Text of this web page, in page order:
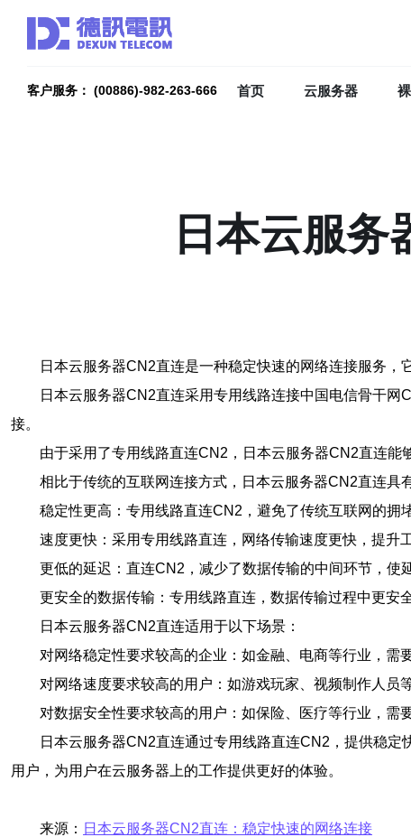
客户服务： (00886)-982-263-666 首页 云服务器
日本云服
日本云服务器CN2直连是一种稳定快速的网络连接服务，
日本云服务器CN2直连采用专用线路连接中国电信骨干
接。
由于采用了专用线路直连CN2，日本云服务器CN2直连能
相比于传统的互联网连接方式，日本云服务器CN2直连具
稳定性更高：专用线路直连CN2，避免了传统互联网的拥
速度更快：采用专用线路直连，网络传输速度更快，提升
更低的延迟：直连CN2，减少了数据传输的中间环节，使
更安全的数据传输：专用线路直连，数据传输过程中更安全
日本云服务器CN2直连适用于以下场景：
对网络稳定性要求较高的企业：如金融、电商等行业，需
对网络速度要求较高的用户：如游戏玩家、视频制作人员
对数据安全性要求较高的用户：如保险、医疗等行业，需
日本云服务器CN2直连通过专用线路直连CN2，提供稳
用户，为用户在云服务器上的工作提供更好的体验。
来源： 日本云服务器CN2直连：稳定快速的网络连接